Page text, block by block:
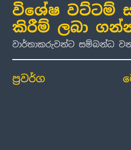
විශේෂ වට්ටම්
කිරීම් ලබා
වාර්තාකරුවන්ට සම්බන්ධ
ප්‍රවර්ග